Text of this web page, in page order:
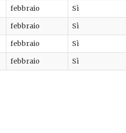
febbraio Sì
febbraio Sì
febbraio Sì
febbraio Sì